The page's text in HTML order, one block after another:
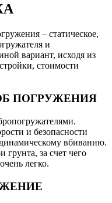
– статическое,
и
вариант, исходя из
стоимости
ПОГРУЖЕНИЯ
и безопасности
вбиванию.
за счет чего
легко.